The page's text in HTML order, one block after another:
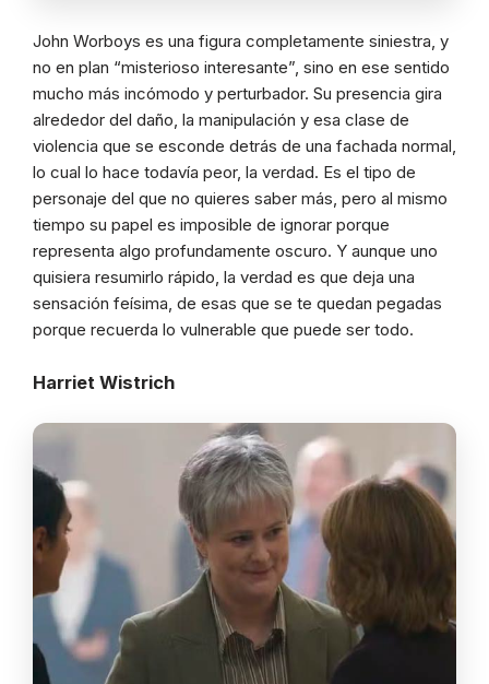
John Worboys es una figura completamente siniestra, y
no en plan “misterioso interesante”, sino en ese sentido
mucho más incómodo y perturbador. Su presencia gira
alrededor del daño, la manipulación y esa clase de
violencia que se esconde detrás de una fachada normal,
lo cual lo hace todavía peor, la verdad. Es el tipo de
personaje del que no quieres saber más, pero al mismo
tiempo su papel es imposible de ignorar porque
representa algo profundamente oscuro. Y aunque uno
quisiera resumirlo rápido, la verdad es que deja una
sensación feísima, de esas que se te quedan pegadas
porque recuerda lo vulnerable que puede ser todo.
Harriet Wistrich